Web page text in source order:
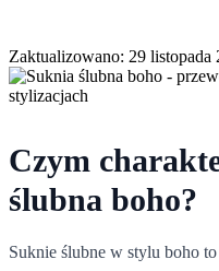
Zaktualizowano: 29 listopada
Czym
ślubna boho?
Suknie ślubne w stylu boho